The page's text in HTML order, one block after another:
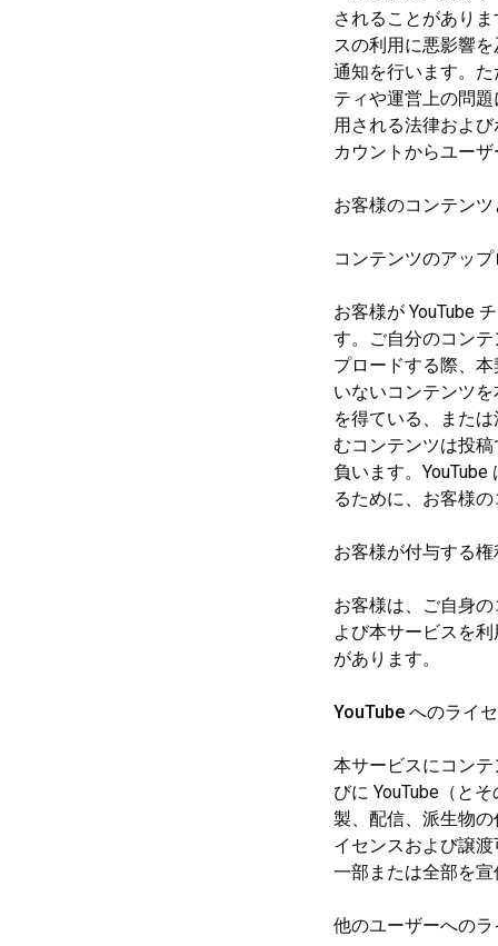
されることがあり
スの利用に悪影響
通知を行います。
ティや運営上の問
用される法律およ
カウントからユー
お客様のコンテン
コンテンツのアッ
お客様が YouTube
す。ご自分のコン
プロードする際、
いないコンテンツ
を得ている、また
むコンテンツは投
負います。
るために、お客様
お客様が付与する権
お客様は、ご自身
よび本サービスを
があります。
YouTube へのライ
本サービスにコン
びに YouTube（と
製、配信、派生物
イセンスおよび譲
一部または全部を
他のユーザーへの